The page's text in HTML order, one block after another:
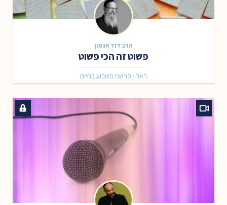
הרב דוד אגמון
פשוט זה הכי פשוט
פרשת השבוע בחיים / ראה